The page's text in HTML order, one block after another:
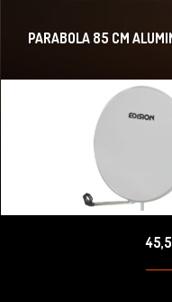
PARABOLA 85 CM